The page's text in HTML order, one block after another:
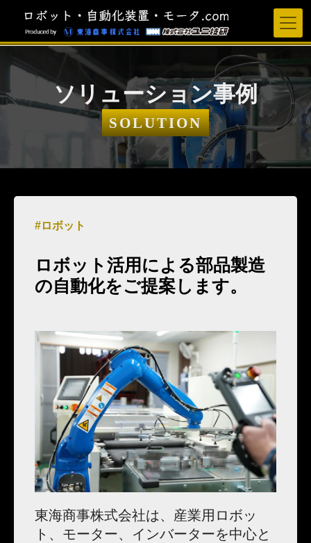
ソリューション事例
SOLUTION
ロボット
ロボット活用による部品製造
の自動化をご提案します。
東海商事株式会社は、産業用ロボッ
ト、モーター、インバーターを中心と